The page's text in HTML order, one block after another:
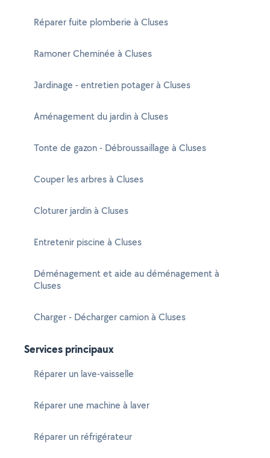
Réparer fuite plomberie à Cluses
Ramoner Cheminée à Cluses
Jardinage - entretien potager à Cluses
Aménagement du jardin à Cluses
Tonte de gazon - Débroussaillage à Cluses
Couper les arbres à Cluses
Cloturer jardin à Cluses
Entretenir piscine à Cluses
Déménagement et aide au déménagement à
Cluses
Charger - Décharger camion à Cluses
Services principaux
Réparer un lave-vaisselle
Réparer une machine à laver
Réparer un réfrigérateur